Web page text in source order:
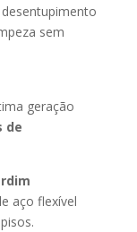
sem
geração
de
aço flexível